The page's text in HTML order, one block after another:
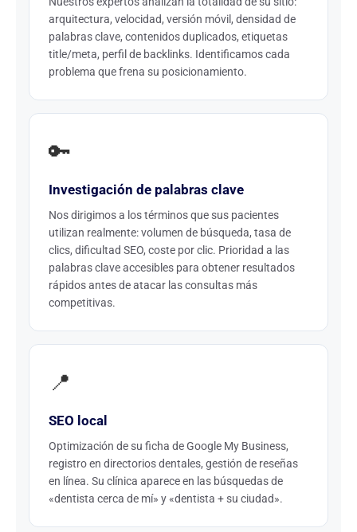
arquitectura, velocidad, versión móvil, densidad de
palabras clave, contenidos duplicados, etiquetas
title/meta, perfil de backlinks. Identificamos cada
problema que frena su posicionamiento.
🔑
Investigación de palabras clave
Nos dirigimos a los términos que sus pacientes
utilizan realmente: volumen de búsqueda, tasa de
clics, dificultad SEO, coste por clic. Prioridad a las
palabras clave accesibles para obtener resultados
rápidos antes de atacar las consultas más
competitivas.
📍
SEO local
Optimización de su ficha de Google My Business,
registro en directorios dentales, gestión de reseñas
en línea. Su clínica aparece en las búsquedas de
«dentista cerca de mí» y «dentista + su ciudad».